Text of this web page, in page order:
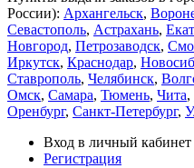
России): Архангельск,
Севастополь, Астрахань,
Новгород, Петрозаводск,
Иркутск, Краснодар,
Ставрополь, Челябинск,
Омск, Самара, Тюмень, Чита,
Оренбург, Санкт-Петербург,
Вход в личный кабинет
Регистрация